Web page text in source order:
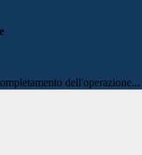
dell'operazione...